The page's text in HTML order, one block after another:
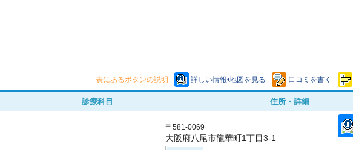
表にあるボタンの説明 詳しい情報•地図を見る 口コミを書く
診療科目 住所・詳細
〒581-0069
大阪府八尾市龍華町1丁目3-1